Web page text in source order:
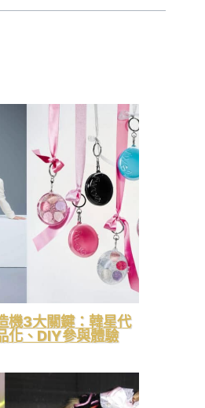
機3大關鍵：韓星代
化、DIY參與體驗